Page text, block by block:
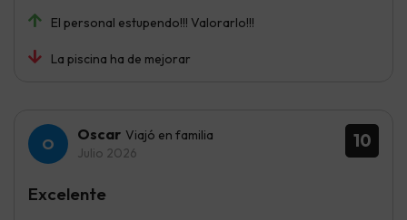
El personal estupendo!!! Valorarlo!!!
La piscina ha de mejorar
10
Oscar Viajó en familia
Julio 2026
Excelente